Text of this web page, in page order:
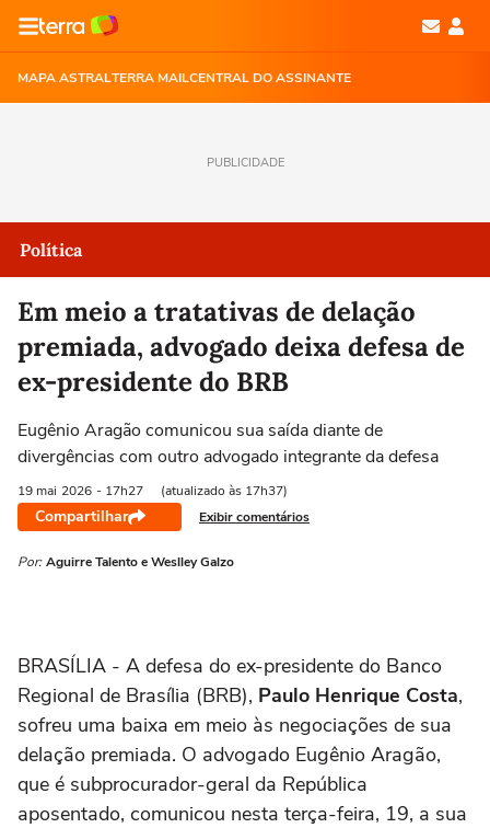
MAPA ASTRALTERRA MAILCENTRAL DO ASSINANTE
PUBLICIDADE
Política
Em meio a tratativas de delação
premiada, advogado deixa defesa de
ex-presidente do BRB
Eugênio Aragão comunicou sua saída diante de
divergências com outro advogado integrante da defesa
19 mai 2026 - 17h27 (atualizado às 17h37)
Compartilhar Exibir comentários
Por: Aguirre Talento e Weslley Galzo
BRASÍLIA - A defesa do ex-presidente do Banco
Regional de Brasília (BRB), Paulo Henrique Costa,
sofreu uma baixa em meio às negociações de sua
delação premiada. O advogado Eugênio Aragão,
que é subprocurador-geral da República
aposentado, comunicou nesta terça-feira, 19, a sua